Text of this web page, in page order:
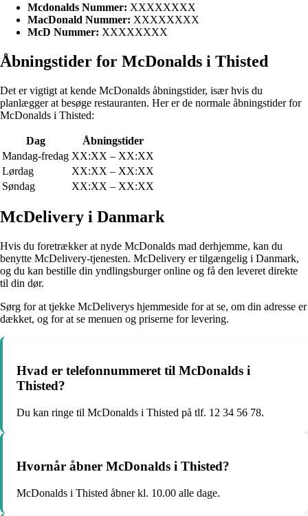
Mcdonalds Nummer: XXXXXXXX
MacDonald Nummer: XXXXXXXX
McD Nummer: XXXXXXXX
Åbningstider for McDonalds i Thisted
Det er vigtigt at kende McDonalds åbningstider, især hvis du
planlægger at besøge restauranten. Her er de normale åbningstider for
McDonalds i Thisted:
Dag
Åbningstider
Mandag-fredag XX:XX – XX:XX
Lørdag
XX:XX – XX:XX
Søndag
XX:XX – XX:XX
McDelivery i Danmark
Hvis du foretrækker at nyde McDonalds mad derhjemme, kan du
benytte McDelivery-tjenesten. McDelivery er tilgængelig i Danmark,
og du kan bestille din yndlingsburger online og få den leveret direkte
til din dør.
Sørg for at tjekke McDeliverys hjemmeside for at se, om din adresse er
dækket, og for at se menuen og priserne for levering.
Hvad er telefonnummeret til McDonalds i
Thisted?
Du kan ringe til McDonalds i Thisted på tlf. 12 34 56 78.
Hvornår åbner McDonalds i Thisted?
McDonalds i Thisted åbner kl. 10.00 alle dage.